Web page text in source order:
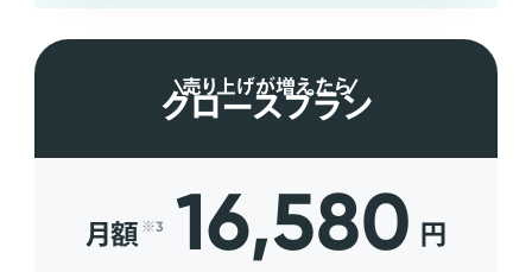
売り上げが増えたら
グロースプラン
月額 ※3 16,580 円